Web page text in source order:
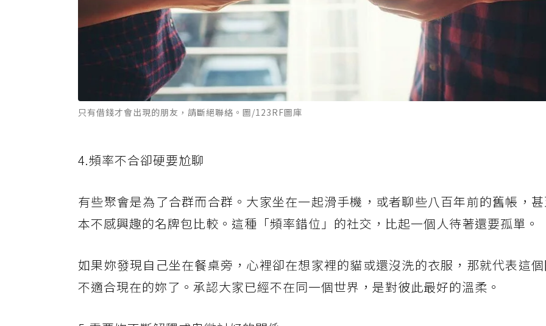
只有借錢才會出現的朋友，請斷絕聯絡。圖/123RF圖庫
4.頻率不合卻硬要尬聊
有些聚會是為了合群而合群。大家坐在一起滑手機，或者聊些八百年前的舊帳，
本不感興趣的名牌包比較。這種「頻率錯位」的社交，比起一個人待著還要孤單。
如果妳發現自己坐在餐桌旁，心裡卻在想家裡的貓或還沒洗的衣服，那就代表這
不適合現在的妳了。承認大家已經不在同一個世界，是對彼此最好的溫柔。